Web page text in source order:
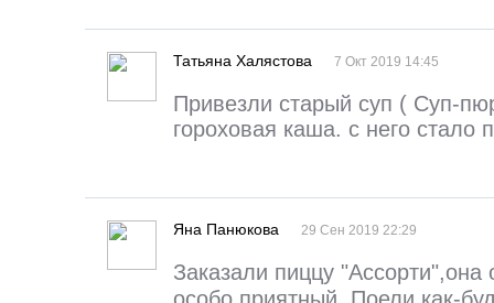
Татьяна Халястова 7 Окт 2019 14:45
Привезли старый суп ( Суп-
гороховая каша. с него стало
Яна Панюкова 29 Сен 2019 22:29
Заказали пиццу